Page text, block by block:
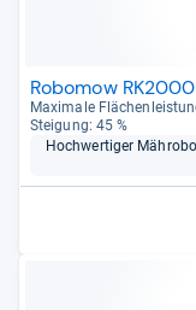
Robomow RK2000
Maxi­male
Stei­gung: 45 %
Hoch­wer­ti­ger